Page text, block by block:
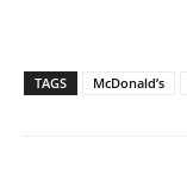
TAGS McDonald’s